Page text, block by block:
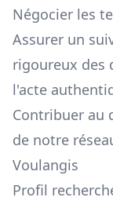
Négocier les
Assurer un
rigoureux des
l'acte
Contribuer au
de notre
Voulangis
Profil